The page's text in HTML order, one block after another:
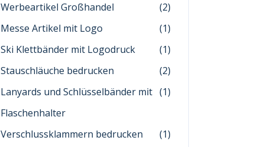
Werbeartikel Großhandel
(2)
Messe Artikel mit Logo
(1)
Ski Klettbänder mit Logodruck
(1)
Stauschläuche bedrucken
(2)
Lanyards und Schlüsselbänder mit
Flaschenhalter
(1)
Verschlussklammern bedrucken
(1)